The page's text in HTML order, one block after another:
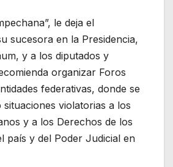
le deja el
sucesora en la Presidencia,
y a los diputados y
organizar Foros
federativas, donde se
violatorias a los
y a los Derechos de los
país y del Poder Judicial en